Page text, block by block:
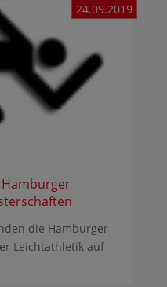
24.09.2019
die Hamburger
Leichtathletik auf